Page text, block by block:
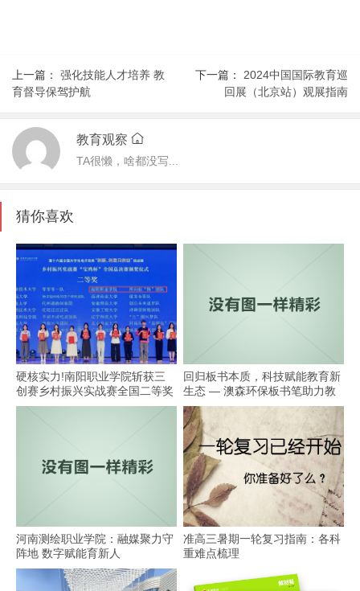
上一篇： 强化技能人才培养 教
育督导保驾护航
下一篇： 2024中国国际教育巡
回展（北京站）观展指南
教育观察
TA很懒，啥都没写...
猜你喜欢
硬核实力!南阳职业学院斩获三
创赛乡村振兴实战赛全国二等奖
回归板书本质，科技赋能教育新
生态 — 澳森环保板书笔助力教
学
河南测绘职业学院：融媒聚力守
阵地 数字赋能育新人
准高三暑期一轮复习指南：各科
重难点梳理